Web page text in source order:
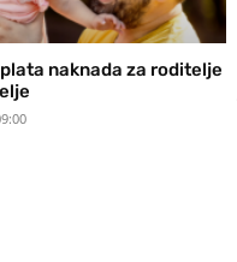
naknada za roditelje